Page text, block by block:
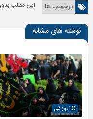
برچسب ها این مطلب
نوشته های مشابه
1 روز قبل